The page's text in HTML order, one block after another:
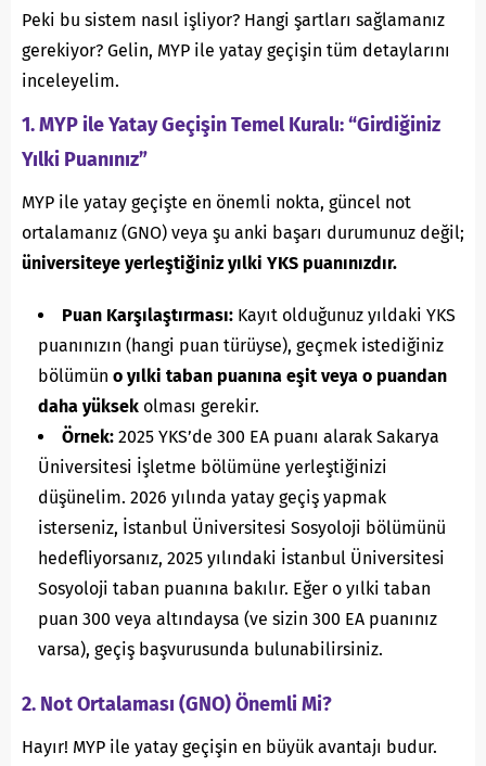
Peki bu sistem nasıl işliyor? Hangi şartları sağlamanız
gerekiyor? Gelin, MYP ile yatay geçişin tüm detaylarını
inceleyelim.
1. MYP ile Yatay Geçişin Temel Kuralı: “Girdiğiniz
Yılki Puanınız”
MYP ile yatay geçişte en önemli nokta, güncel not
ortalamanız (GNO) veya şu anki başarı durumunuz değil;
üniversiteye yerleştiğiniz yılki YKS puanınızdır.
Puan Karşılaştırması: Kayıt olduğunuz yıldaki YKS
puanınızın (hangi puan türüyse), geçmek istediğiniz
bölümün o yılki taban puanına eşit veya o puandan
daha yüksek olması gerekir.
Örnek: 2025 YKS’de 300 EA puanı alarak Sakarya
Üniversitesi İşletme bölümüne yerleştiğinizi
düşünelim. 2026 yılında yatay geçiş yapmak
isterseniz, İstanbul Üniversitesi Sosyoloji bölümünü
hedefliyorsanız, 2025 yılındaki İstanbul Üniversitesi
Sosyoloji taban puanına bakılır. Eğer o yılki taban
puan 300 veya altındaysa (ve sizin 300 EA puanınız
varsa), geçiş başvurusunda bulunabilirsiniz.
2. Not Ortalaması (GNO) Önemli Mi?
Hayır! MYP ile yatay geçişin en büyük avantajı budur.